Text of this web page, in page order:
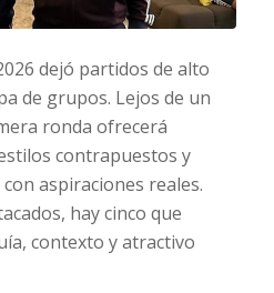
dejó partidos de alto
de grupos. Lejos de un
ronda ofrecerá
contrapuestos y
aspiraciones reales.
hay cinco que
contexto y atractivo